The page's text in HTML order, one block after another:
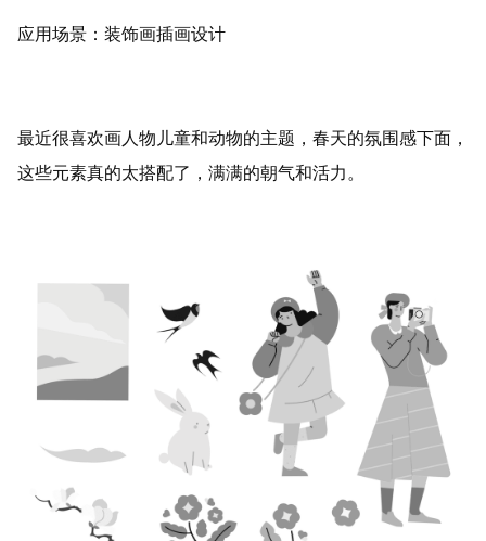
应用场景：装饰画插画设计
最近很喜欢画人物儿童和动物的主题，春天的氛围感下面，
这些元素真的太搭配了，满满的朝气和活力。